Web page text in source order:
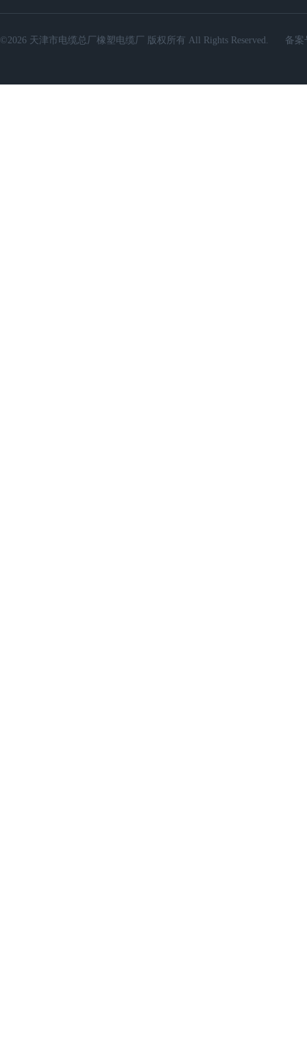
©2026 天津市电缆总厂橡塑电缆厂 版权所有 All Rights Reserved. 备案